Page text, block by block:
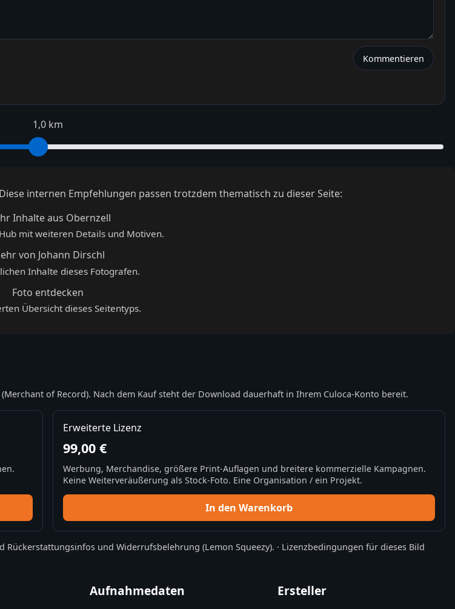
Kommentieren
1,0 km
internen Empfehlungen passen trotzdem thematisch zu dieser Seite:
Inhalte aus Obernzell
mit weiteren Details und Motiven.
von Johann Dirschl
Inhalte dieses Fotografen.
Foto entdecken
Übersicht dieses Seitentyps.
of Record). Nach dem Kauf steht der Download dauerhaft in Ihrem Culoca-Konto bereit.
Erweiterte Lizenz
99,00 €
Werbung, Merchandise, größere Print-Auflagen und breitere kommerzielle Kampagnen.
Keine Weiterveräußerung als Stock-Foto. Eine Organisation / ein Projekt.
In den Warenkorb
Rückerstattungsinfos und Widerrufsbelehrung (Lemon Squeezy). · Lizenzbedingungen für dieses Bild
Aufnahmedaten Ersteller